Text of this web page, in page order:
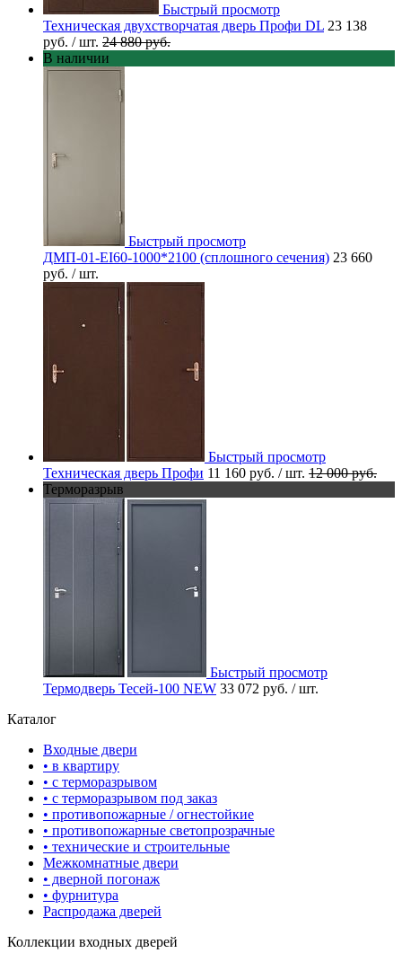
Быстрый просмотр
Техническая двухстворчатая дверь Профи DL 23 138
руб. / шт. 24 880 руб.
В наличии
Быстрый просмотр
ДМП-01-EI60-1000*2100 (сплошного сечения) 23 660
руб. / шт.
Быстрый просмотр
Техническая дверь Профи 11 160 руб. / шт. 12 000 руб.
Терморазрыв
Быстрый просмотр
Термодверь Тесей-100 NEW 33 072 руб. / шт.
Каталог
Входные двери
• в квартиру
• с терморазрывом
• с терморазрывом под заказ
• противопожарные / огнестойкие
• противопожарные светопрозрачные
• технические и строительные
Межкомнатные двери
• дверной погонаж
• фурнитура
Распродажа дверей
Коллекции входных дверей